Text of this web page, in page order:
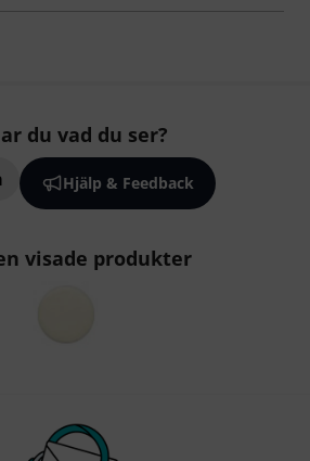
du vad du ser?
Hjälp & Feedback
visade produkter